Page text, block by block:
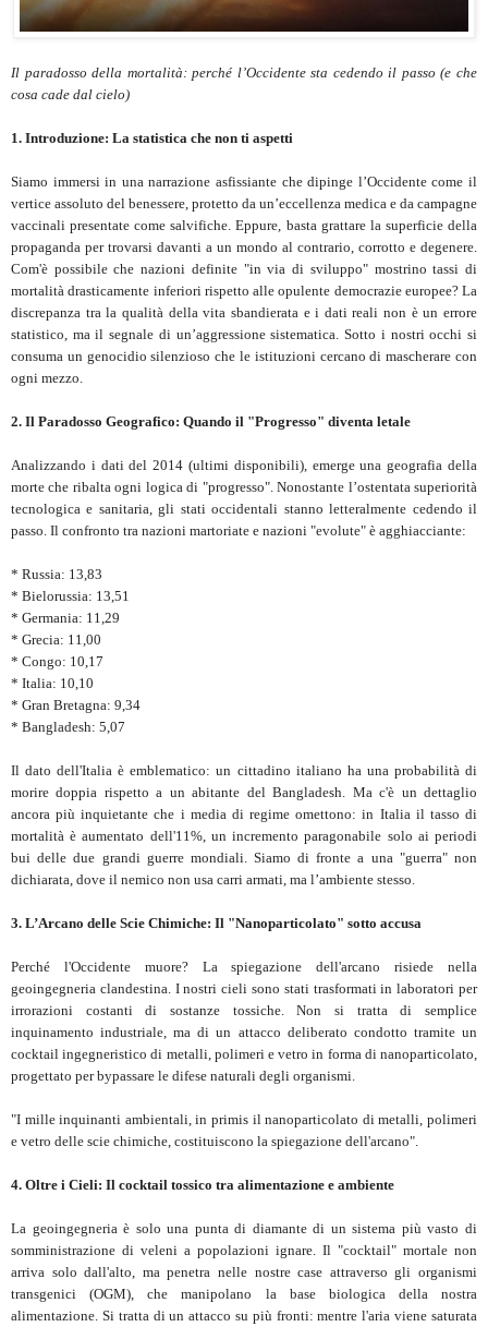
Il paradosso della mortalità: perché l’Occidente sta cedendo il passo (e che
cosa cade dal cielo)
1. Introduzione: La statistica che non ti aspetti
Siamo immersi in una narrazione asfissiante che dipinge l’Occidente come il
vertice assoluto del benessere, protetto da un’eccellenza medica e da campagne
vaccinali presentate come salvifiche. Eppure, basta grattare la superficie della
propaganda per trovarsi davanti a un mondo al contrario, corrotto e degenere.
Com'è possibile che nazioni definite "in via di sviluppo" mostrino tassi di
mortalità drasticamente inferiori rispetto alle opulente democrazie europee? La
discrepanza tra la qualità della vita sbandierata e i dati reali non è un errore
statistico, ma il segnale di un’aggressione sistematica. Sotto i nostri occhi si
consuma un genocidio silenzioso che le istituzioni cercano di mascherare con
ogni mezzo.
2. Il Paradosso Geografico: Quando il "Progresso" diventa letale
Analizzando i dati del 2014 (ultimi disponibili), emerge una geografia della
morte che ribalta ogni logica di "progresso". Nonostante l’ostentata superiorità
tecnologica e sanitaria, gli stati occidentali stanno letteralmente cedendo il
passo. Il confronto tra nazioni martoriate e nazioni "evolute" è agghiacciante:
* Russia: 13,83
* Bielorussia: 13,51
* Germania: 11,29
* Grecia: 11,00
* Congo: 10,17
* Italia: 10,10
* Gran Bretagna: 9,34
* Bangladesh: 5,07
Il dato dell'Italia è emblematico: un cittadino italiano ha una probabilità di
morire doppia rispetto a un abitante del Bangladesh. Ma c'è un dettaglio
ancora più inquietante che i media di regime omettono: in Italia il tasso di
mortalità è aumentato dell'11%, un incremento paragonabile solo ai periodi
bui delle due grandi guerre mondiali. Siamo di fronte a una "guerra" non
dichiarata, dove il nemico non usa carri armati, ma l’ambiente stesso.
3. L’Arcano delle Scie Chimiche: Il "Nanoparticolato" sotto accusa
Perché l'Occidente muore? La spiegazione dell'arcano risiede nella
geoingegneria clandestina. I nostri cieli sono stati trasformati in laboratori per
irrorazioni costanti di sostanze tossiche. Non si tratta di semplice
inquinamento industriale, ma di un attacco deliberato condotto tramite un
cocktail ingegneristico di metalli, polimeri e vetro in forma di nanoparticolato,
progettato per bypassare le difese naturali degli organismi.
"I mille inquinanti ambientali, in primis il nanoparticolato di metalli, polimeri
e vetro delle scie chimiche, costituiscono la spiegazione dell'arcano".
4. Oltre i Cieli: Il cocktail tossico tra alimentazione e ambiente
La geoingegneria è solo una punta di diamante di un sistema più vasto di
somministrazione di veleni a popolazioni ignare. Il "cocktail" mortale non
arriva solo dall'alto, ma penetra nelle nostre case attraverso gli organismi
transgenici (OGM), che manipolano la base biologica della nostra
alimentazione. Si tratta di un attacco su più fronti: mentre l'aria viene saturata